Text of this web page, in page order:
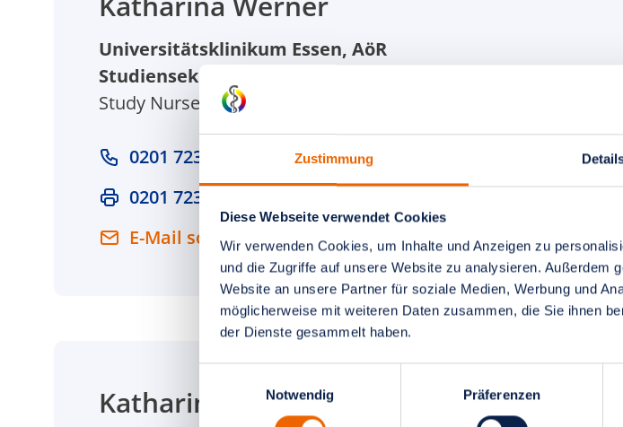
Zustimmung
Diese Webseite verwendet Cookies
Wir verwenden Cookies, um Inhalte und Anzeigen zu
und die Zugriffe auf unsere Website zu analysieren. Außerdem
Website an unsere Partner für soziale Medien, Werbung und
möglicherweise mit weiteren Daten zusammen, die Sie ihnen
der Dienste gesammelt haben.
Notwendig
Präferenzen
Universitätsklinikum Essen, AöR
Studiensekretariat Klinik für Gynäkologie und Geburtshilf
Study Nurse
0201 723 2575
0201 723 5922
E-Mail schreiben
Katharina Freienstein